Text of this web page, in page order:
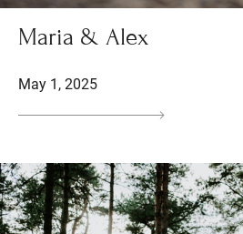
Maria & Alex
May 1, 2025